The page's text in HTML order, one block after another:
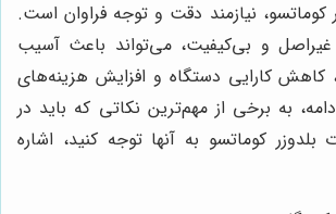
کوماتسو، نیازمند دقت و توجه فراوان است.
غیراصل و بی‌کیفیت، می‌تواند باعث آسیب
کاهش کارایی دستگاه و افزایش هزینه‌های
به برخی از مهم‌ترین نکاتی که باید در
کوماتسو به آنها توجه کنید، اشاره